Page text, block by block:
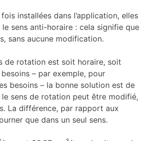
installées dans l’application, elles
sens anti-horaire : cela signifie que
sans aucune modification.
de rotation est soit horaire, soit
– par exemple, pour
besoins – la bonne solution est de
sens de rotation peut être modifié,
La différence, par rapport aux
que dans un seul sens.